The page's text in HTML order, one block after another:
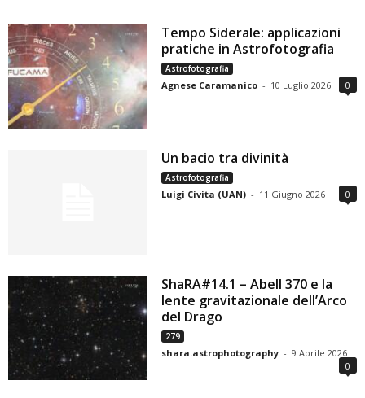
Tempo Siderale: applicazioni
pratiche in Astrofotografia
Astrofotografia
Agnese Caramanico - 10 Luglio 2026 0
Un bacio tra divinità
Astrofotografia
Luigi Civita (UAN) - 11 Giugno 2026 0
ShaRA#14.1 – Abell 370 e la
lente gravitazionale dell’Arco
del Drago
279
shara.astrophotography - 9 Aprile 2026
0